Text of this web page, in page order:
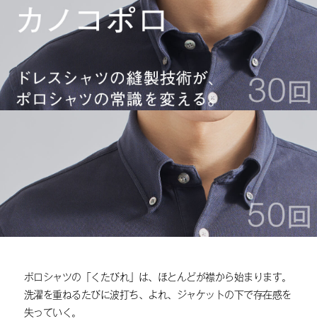
ポロシャツの「くたびれ」は、ほとんどが襟から始まります。
洗濯を重ねるたびに波打ち、よれ、ジャケットの下で存在感を
失っていく。